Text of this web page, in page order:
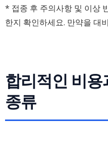
* 접종 후 주의사항 및 이상
한지 확인하세요. 만약을 대
합리적인 비
종류